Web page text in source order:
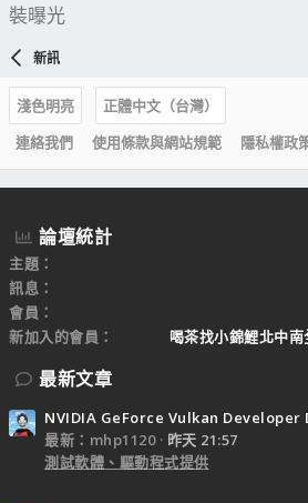
裝曝光
新訊
淺色明亮
正體中文（台灣）
連絡我們
使用條款與網站規範 隱私權政
論壇統計
主題
訊息
會員
新加入的會員
喝茶找小錦鯉北中
最新文章
NVIDIA GeForce Vulkan Developer
最新：mhp1120
昨天 21:57
測試軟體、驅動程式提供